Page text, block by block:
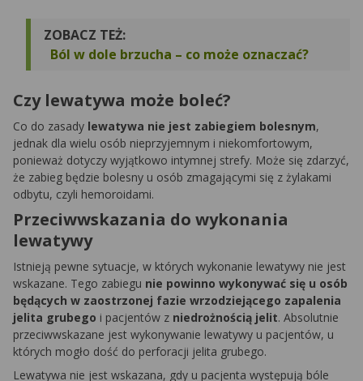
ZOBACZ TEŻ:
Ból w dole brzucha – co może oznaczać?
Czy lewatywa może boleć?
Co do zasady lewatywa nie jest zabiegiem bolesnym,
jednak dla wielu osób nieprzyjemnym i niekomfortowym,
ponieważ dotyczy wyjątkowo intymnej strefy. Może się zdarzyć,
że zabieg będzie bolesny u osób zmagającymi się z żylakami
odbytu, czyli hemoroidami.
Przeciwwskazania do wykonania
lewatywy
Istnieją pewne sytuacje, w których wykonanie lewatywy nie jest
wskazane. Tego zabiegu nie powinno wykonywać się u osób
będących w zaostrzonej fazie wrzodziejącego zapalenia
jelita grubego i pacjentów z niedrożnością jelit. Absolutnie
przeciwwskazane jest wykonywanie lewatywy u pacjentów, u
których mogło dość do perforacji jelita grubego.
Lewatywa nie jest wskazana, gdy u pacjenta występują bóle